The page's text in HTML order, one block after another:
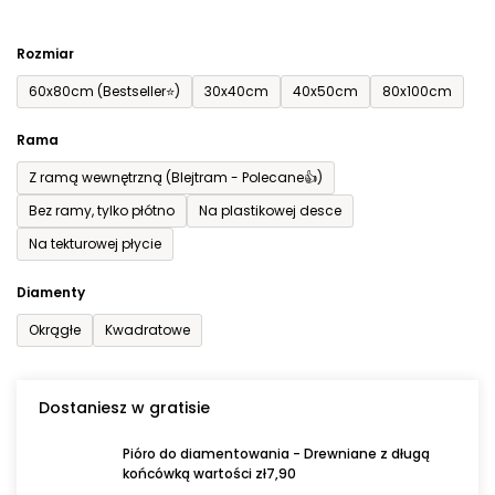
Rozmiar
60x80cm (Bestseller⭐)
30x40cm 40x50cm 80x100cm
Rama
Z ramą wewnętrzną (Blejtram - Polecane👍)
Bez ramy, tylko płótno
Na plastikowej desce
Na tekturowej płycie
Diamenty
Okrągłe
Kwadratowe
Dostaniesz w gratisie
Pióro do diamentowania - Drewniane z długą
końcówką wartości zł7,90